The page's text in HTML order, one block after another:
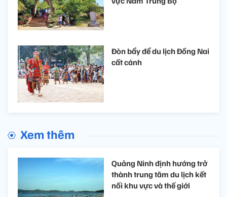
Đòn bẩy để du lịch Đồng Nai
cất cánh
Xem thêm
Quảng Ninh định hướng trở
thành trung tâm du lịch kết
nối khu vực và thế giới